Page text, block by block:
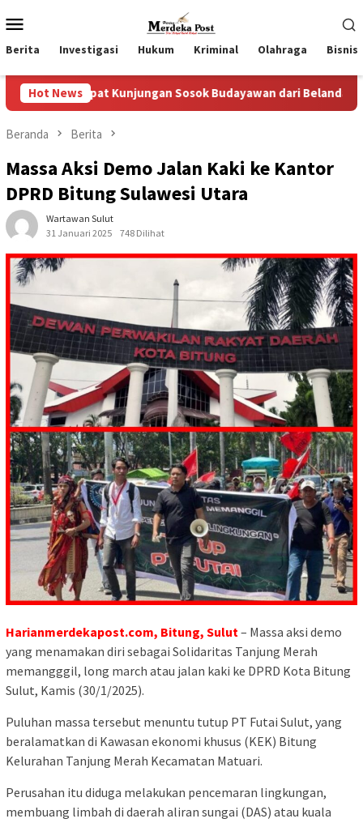
ke
kontenMobile
Berita Investigasi Hukum Kriminal Olahraga Bisnis
Hot News
Kunjungan Sosok Budayawan dari Belanda Mr. Crues Collen
Beranda Berita
Massa Aksi Demo Jalan Kaki ke Kantor
DPRD Bitung Sulawesi Utara
Wartawan Sulut
31 Januari 2025
748 Dilihat
Harianmerdekapost.com, Bitung, Sulut– Massa aksi demo
yang menamakan diri sebagai Solidaritas Tanjung Merah
memangggil, long march atau jalan kaki ke DPRD Kota Bitung
Sulut, Kamis (30/1/2025).
Puluhan massa tersebut menuntu tutup PT Futai Sulut, yang
beralamatkan di Kawasan ekonomi khusus (KEK) Bitung
Kelurahan Tanjung Merah Kecamatan Matuari.
Perusahan itu diduga melakukan pencemaran lingkungan,
membuang limbah di daerah aliran sungai (DAS) atau kuala